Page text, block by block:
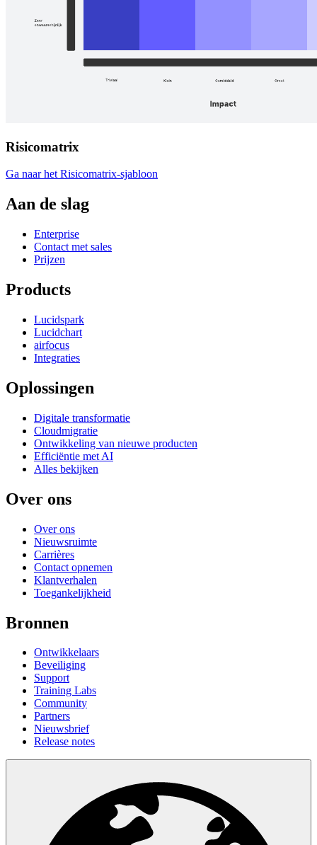
Risicomatrix
Ga naar het Risicomatrix-sjabloon
Aan de slag
Enterprise
Contact met sales
Prijzen
Products
Lucidspark
Lucidchart
airfocus
Integraties
Oplossingen
Digitale transformatie
Cloudmigratie
Ontwikkeling van nieuwe producten
Efficiëntie met AI
Alles bekijken
Over ons
Over ons
Nieuwsruimte
Carrières
Contact opnemen
Klantverhalen
Toegankelijkheid
Bronnen
Ontwikkelaars
Beveiliging
Support
Training Labs
Community
Partners
Nieuwsbrief
Release notes